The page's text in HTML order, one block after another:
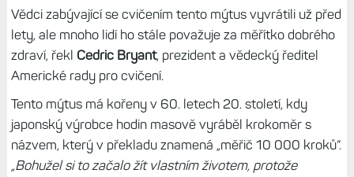
Vědci zabývající se cvičením tento mýtus vyvrátili už před
lety, ale mnoho lidí ho stále považuje za měřítko dobrého
zdraví, řekl Cedric Bryant, prezident a vědecký ředitel
Americké rady pro cvičení.
Tento mýtus má kořeny v 60. letech 20. století, kdy
japonský výrobce hodin masově vyráběl krokoměr s
názvem, který v překladu znamená „měřič 10 000 kroků“.
„Bohužel si to začalo žít vlastním životem, protože